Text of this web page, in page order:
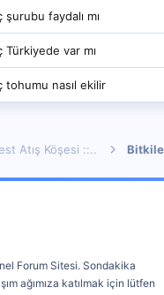
şurubu faydalı mı
Türkiyede var mı
tohumu nasıl ekilir
Atış Köşesi ::..
Forum Sitesi. Sondakika
ağımıza katılmak için lütfen